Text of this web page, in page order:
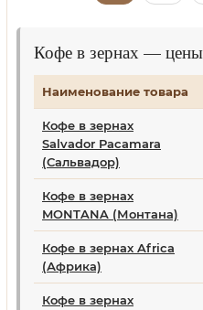
Кофе в зернах —
Наименование товара
Кофе в зернах
Salvador Pacamara
(Сальвадор)
Кофе в зернах
MONTANA (Монтана)
Кофе в зернах Africa
(Африка)
Кофе в зернах